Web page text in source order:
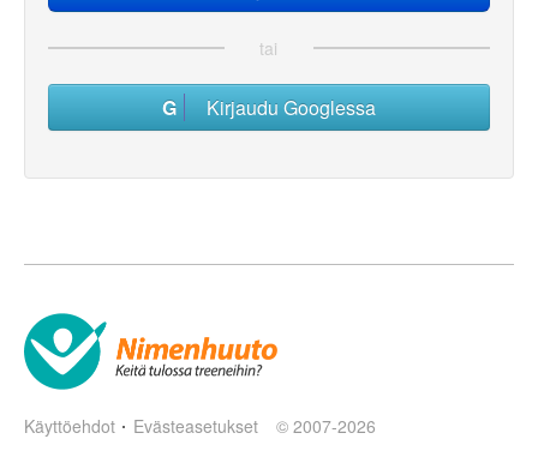
tai
Kirjaudu Googlessa
Käyttöehdot Evästeasetukset © 2007-2026